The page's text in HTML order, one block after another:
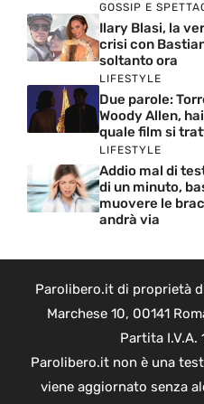
GOSSIP E
Ilary Blasi, la
crisi con
soltanto ora
LIFESTYLE
Due parole:
Woody Allen,
quale film si
LIFESTYLE
Addio mal di
di un minuto,
muovere le
andrà via
Parolibero.it di proprietà
Marchese 10, 00141
Partita I.V.A.
Parolibero.it non è una
viene aggiornato senza